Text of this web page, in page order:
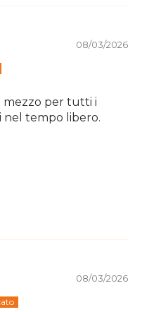
08/03/2026
per tutti i
nel tempo libero.
08/03/2026